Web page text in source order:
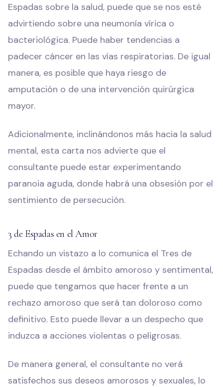
Espadas sobre la salud, puede que se nos esté
advirtiendo sobre una neumonía vírica o
bacteriológica. Puede haber tendencias a
padecer cáncer en las vías respiratorias. De igual
manera, es posible que haya riesgo de
amputación o de una intervención quirúrgica
mayor.
Adicionalmente, inclinándonos más hacia la salud
mental, esta carta nos advierte que el
consultante puede estar experimentando
paranoia aguda, donde habrá una obsesión por el
sentimiento de persecución.
3 de Espadas en el Amor
Echando un vistazo a lo comunica el Tres de
Espadas desde el ámbito amoroso y sentimental,
puede que tengamos que hacer frente a un
rechazo amoroso que será tan doloroso como
definitivo. Esto puede llevar a un despecho que
induzca a acciones violentas o peligrosas.
De manera general, el consultante no verá
satisfechos sus deseos amorosos y sexuales, lo